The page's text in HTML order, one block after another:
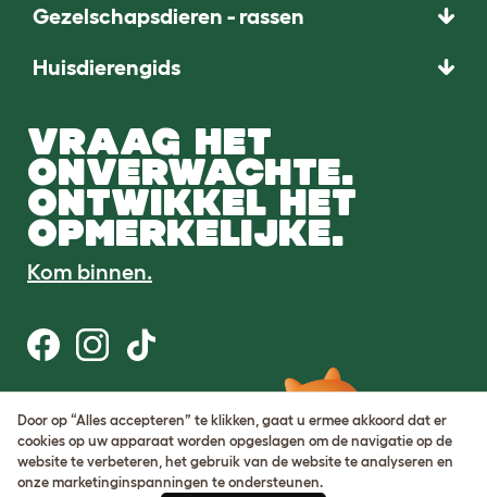
Gezelschapsdieren - rassen
Huisdierengids
VRAAG HET
ONVERWACHTE.
ONTWIKKEL HET
OPMERKELIJKE.
Kom binnen.
Gebruiksvoorwaarden
Cookie & privacybeleid
Cookie Settings
Sitemap
Door op “Alles accepteren” te klikken, gaat u ermee akkoord dat er
cookies op uw apparaat worden opgeslagen om de navigatie op de
website te verbeteren, het gebruik van de website te analyseren en
onze marketinginspanningen te ondersteunen.